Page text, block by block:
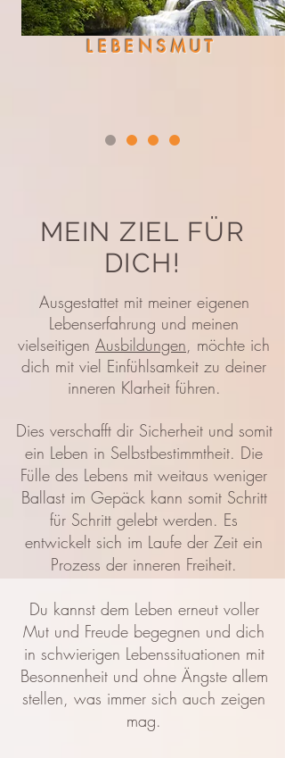
LEBENSMUT
MEIN ZIEL FÜR
DICH!
Ausgestattet mit meiner eigenen
Lebenserfahrung und meinen
vielseitigen Ausbildungen, möchte ich
dich mit viel Einfühlsamkeit zu deiner
inneren Klarheit führen.
Dies verschafft dir Sicherheit und somit
ein Leben in Selbstbestimmtheit. Die
Fülle des Lebens mit weitaus weniger
Ballast im Gepäck kann somit Schritt
für Schritt gelebt werden. Es
entwickelt sich im Laufe der Zeit ein
Prozess der inneren Freiheit.
Du kannst dem Leben erneut voller
Mut und Freude begegnen und dich
in schwierigen Lebenssituationen mit
Besonnenheit und ohne Ängste allem
stellen, was immer sich auch zeigen
mag.